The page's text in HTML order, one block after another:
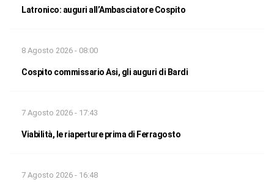
Latronico: auguri all’Ambasciatore Cospito
8 Agosto 2026 - 08:00
Cospito commissario Asi, gli auguri di Bardi
7 Agosto 2026 - 17:43
Viabilità, le riaperture prima di Ferragosto
7 Agosto 2026 - 16:48